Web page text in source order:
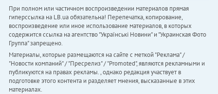
При полном или частичном воспроизведении материалов прямая
гиперссылка на LB.ua обязательна! Перепечатка, копирование,
воспроизведение или иное использование материалов, в которых
содержится ссылка на агентство "Українськi Новини" и "Украинская Фото
Группа" запрещено.
Материалы, которые размещаются на сайте с меткой "Реклама" /
"Новости компаний" / "Пресрелиз" / "Promoted", являются рекламными и
публикуются на правах рекламы. , однако редакция участвует в
подготовке этого контента и разделяет мнения, высказанные в этих
материалах.